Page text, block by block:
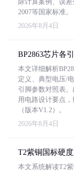
际计算案例、误
2007等国家标准。
2026年8月4日
BP2863芯片各
本文详细解析
定义、典型电压/
引脚参数对照表
用电路设计要点
（版本V1.2）。
2026年8月4日
T2紫铜国标硬
本文系统解读T2